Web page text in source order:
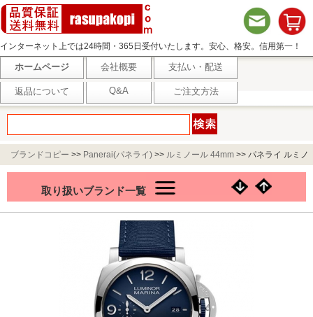
インターネット上では24時間・365日受付いたします。安心、格安。信用第一！
ホームページ 会社概要 支払い・配送
返品について Q&A ご注文方法
ブランドコピー >> Panerai(パネライ) >> ルミノール 44mm >> パネライ ルミノ
取り扱いブランド一覧